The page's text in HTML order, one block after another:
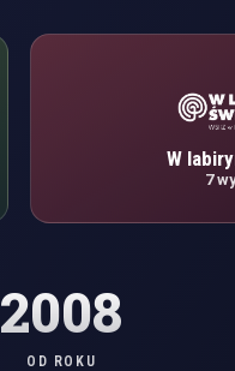
W
7
2008
OD ROKU